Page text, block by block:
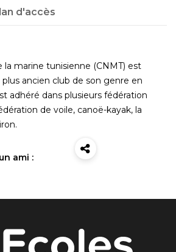
d'accès
la marine tunisienne (CNMT) est
ancien club de son genre en
adhéré dans plusieurs fédération
de voile, canoë-kayak, la
ami :